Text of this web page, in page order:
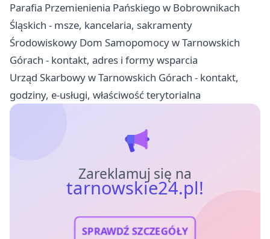
Parafia Przemienienia Pańskiego w Bobrownikach
Śląskich - msze, kancelaria, sakramenty
Środowiskowy Dom Samopomocy w Tarnowskich
Górach - kontakt, adres i formy wsparcia
Urząd Skarbowy w Tarnowskich Górach - kontakt,
godziny, e-usługi, właściwość terytorialna
Zareklamuj się na
tarnowskie24.pl!
SPRAWDŹ SZCZEGÓŁY